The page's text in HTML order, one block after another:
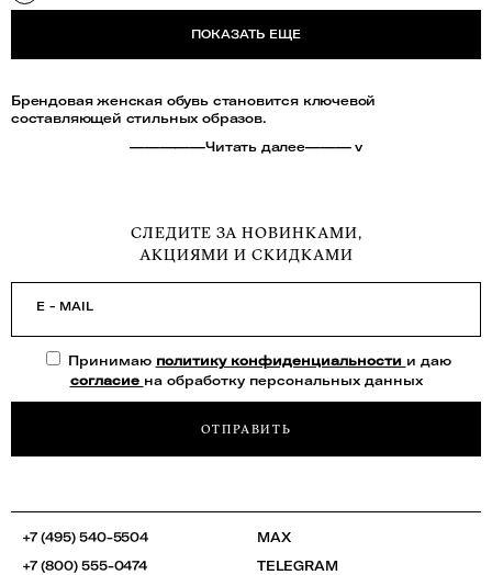
ПОКАЗАТЬ ЕЩЕ
Брендовая женская обувь становится ключевой
составляющей стильных образов.
—————Читать далее——— v
СЛЕДИТЕ ЗА НОВИНКАМИ,
АКЦИЯМИ И СКИДКАМИ
E - MAIL
Принимаю политику конфиденциальности и даю
согласие на обработку персональных данных
ОТПРАВИТЬ
+7 (495) 540-5504
+7 (800) 555-0474
MAX
TELEGRAM